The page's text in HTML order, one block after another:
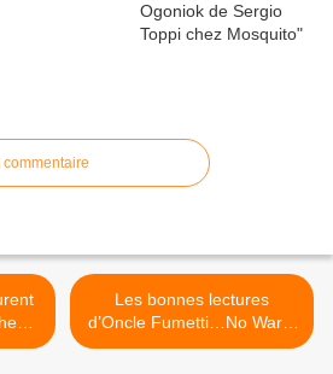
Les bonnes lectures
d’Oncle Fumetti…No War #
1 de Anthony Pastor chez